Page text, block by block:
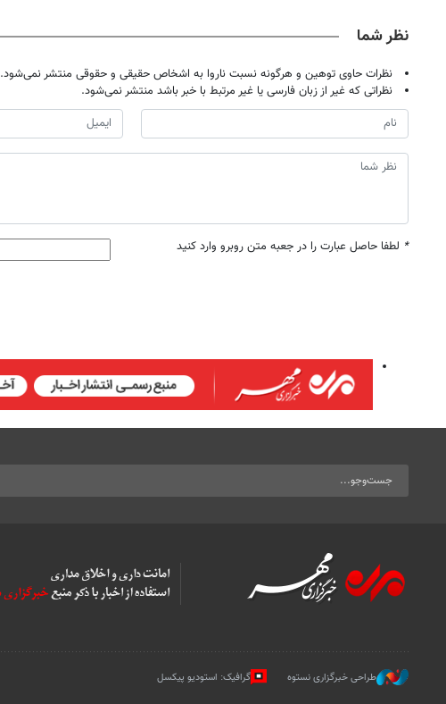
نظر شما
نظرات حاوی توهین و هرگونه نسبت ناروا به اشخاص حقیقی و حقوقی منتشر نمی‌شود.
نظراتی که غیر از زبان فارسی یا غیر مرتبط با خبر باشد منتشر نمی‌شود.
* لطفا حاصل عبارت را در جعبه متن روبرو وارد کنید
طراحی خبرگزاری نستوه گرافیک: استودیو پیکسل